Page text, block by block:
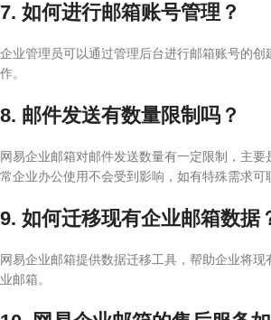
7. 如何进行邮箱账号管理？
企业管理员可以通过管理后台进行邮箱账号的创
作。
8. 邮件发送有数量限制吗？
网易企业邮箱对邮件发送数量有一定限制，主要
常企业办公使用不会受到影响，如有特殊需求可
9. 如何迁移现有企业邮箱数据
网易企业邮箱提供数据迁移工具，帮助企业将现
业邮箱。